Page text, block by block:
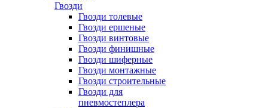
Гвозди
Гвозди толевые
Гвозди ершеные
Гвозди винтовые
Гвозди финишные
Гвозди шиферные
Гвозди монтажные
Гвозди строительные
Гвозди для
пневмостеплера